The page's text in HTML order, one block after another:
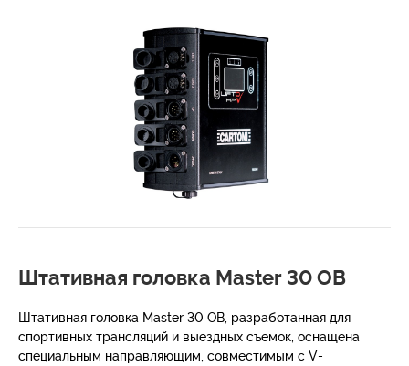
Штативная головка Master 30 OB
Штативная головка Master 30 OB, разработанная для
спортивных трансляций и выездных съемок, оснащена
специальным направляющим, совместимым с V-